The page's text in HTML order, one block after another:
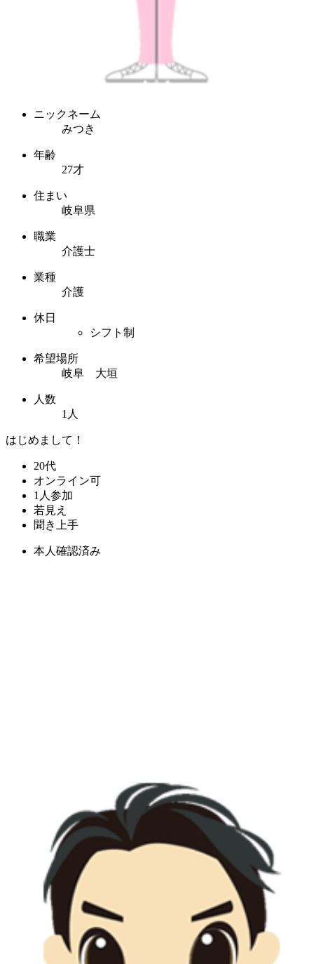
ニックネーム
みつき
年齢
27才
住まい
岐阜県
職業
介護士
業種
介護
休日
シフト制
希望場所
岐阜 大垣
人数
1人
はじめまして！
20代
オンライン可
1人参加
若見え
聞き上手
本人確認済み